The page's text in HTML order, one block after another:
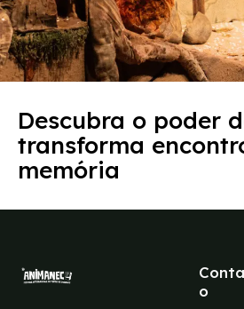
Descubra o poder
transforma
memória
o